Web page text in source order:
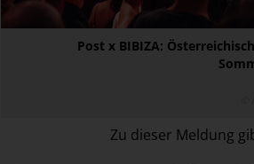
Post x BIBIZA:
Zu dieser Meldung